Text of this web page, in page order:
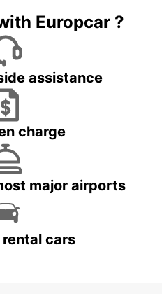
Europcar ?
assistance
charge
major airports
cars